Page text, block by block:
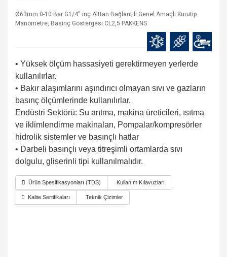
Ø63mm 0-10 Bar G1/4'' inç Alttan Bağlantılı Genel Amaçlı Kurutip
Manometre, Basınç Göstergesi CL2,5 PAKKENS
• Yüksek ölçüm hassasiyeti gerektirmeyen yerlerde
kullanılırlar.
• Bakır alaşımlarını aşındırıcı olmayan sıvı ve gazların
basınç ölçümlerinde kullanılırlar.
Endüstri Sektörü: Su arıtma, makina üreticileri, ısıtma
ve iklimlendirme makinaları, Pompalar/kompresörler
hidrolik sistemler ve basınçlı hatlar
• Darbeli basınçlı veya titreşimli ortamlarda sıvı
dolgulu, gliserinli tipi kullanılmalıdır.
Ürün Spesifikasyonları (TDS) Kullanım Kılavuzları
Kalite Sertifikaları Teknik Çizimler